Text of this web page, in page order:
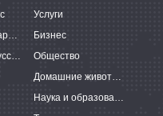
Услуги
Медицина и фармацевтика
Бизнес
Культура и искусство
Общество
Домашние животные
Наука и образование